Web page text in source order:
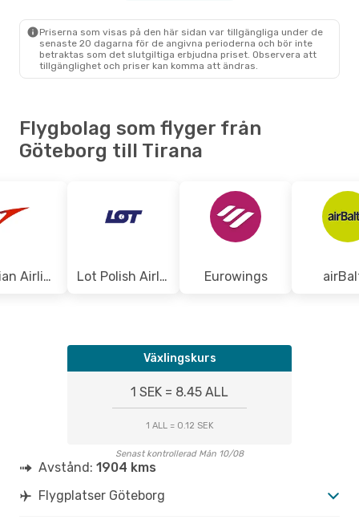
Mån 21 Sep.- Fre 25 Sep.
Lot Polish Airlines
1 Mellanlandning
GOT- TIA
Priserna som visas på den här sidan var tillgängliga under de
senaste 20 dagarna för de angivna perioderna och bör inte
betraktas som det slutgiltiga erbjudna priset. Observera att
tillgänglighet och priser kan komma att ändras.
Flygbolag som flyger från
Göteborg till Tirana
Austrian Airlines Lot Polish Airlines Eurowings
Växlingskurs
1 SEK = 8.45 ALL
1 ALL = 0.12 SEK
Senast kontrollerad Mån 10/08
Avstånd: 1904 kms
Flygplatser Göteborg